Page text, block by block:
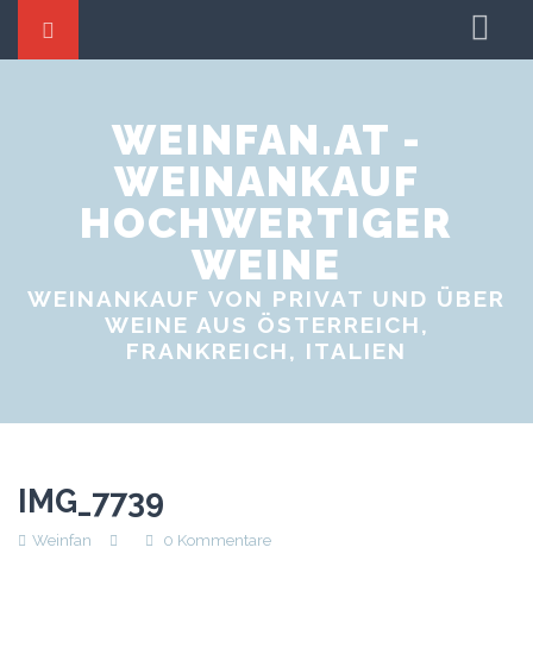
Weine tauschen
Weinproben
Weinevents
WEINFAN.AT -
WEINANKAUF
HOCHWERTIGER
WEINE
WEINANKAUF VON PRIVAT UND ÜBER
WEINE AUS ÖSTERREICH,
FRANKREICH, ITALIEN
IMG_7739
Weinfan 0 Kommentare